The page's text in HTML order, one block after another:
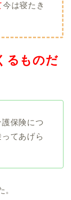
今は寝たき
るものだ
保険につ
てあげら
。